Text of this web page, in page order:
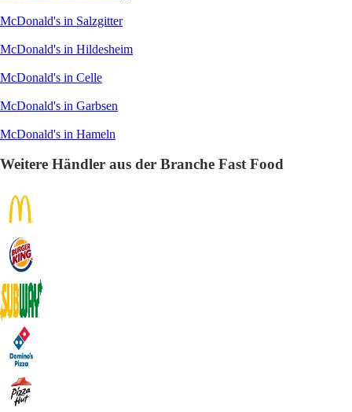
McDonald's in Salzgitter
McDonald's in Hildesheim
McDonald's in Celle
McDonald's in Garbsen
McDonald's in Hameln
Weitere Händler aus der Branche Fast Food